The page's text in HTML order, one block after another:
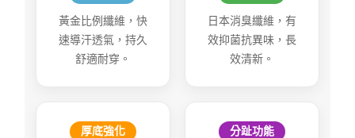
黃金比例纖維，快
速導汗透氣，持久
舒適耐穿。
日本消臭纖維，有
效抑菌抗異味，長
效清新。
厚底強化 分趾功能